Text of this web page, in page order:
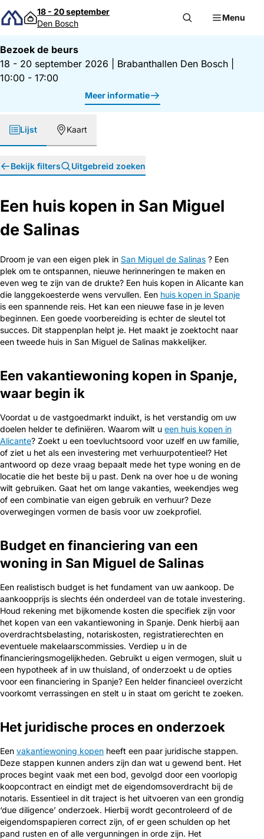
Direct naar inhoud
18 - 20 september
Den Bosch
Menu
Bezoek de beurs
18 - 20 september 2026
Brabanthallen Den Bosch
10:00 - 17:00
Meer informatie
Lijst Kaart
Bekijk filters Uitgebreid zoeken
Een huis kopen in San Miguel
de Salinas
Droom je van een eigen plek in San Miguel de Salinas ? Een
plek om te ontspannen, nieuwe herinneringen te maken en
even weg te zijn van de drukte? Een huis kopen in Alicante kan
die langgekoesterde wens vervullen. Een huis kopen in Spanje
is een spannende reis. Het kan een nieuwe fase in je leven
beginnen. Een goede voorbereiding is echter de sleutel tot
succes. Dit stappenplan helpt je. Het maakt je zoektocht naar
een tweede huis in San Miguel de Salinas makkelijker.
Een vakantiewoning kopen in Spanje,
waar begin ik
Voordat u de vastgoedmarkt induikt, is het verstandig om uw
doelen helder te definiëren. Waarom wilt u een huis kopen in
Alicante? Zoekt u een toevluchtsoord voor uzelf en uw familie,
of ziet u het als een investering met verhuurpotentieel? Het
antwoord op deze vraag bepaalt mede het type woning en de
locatie die het beste bij u past. Denk na over hoe u de woning
wilt gebruiken. Gaat het om lange vakanties, weekendjes weg
of een combinatie van eigen gebruik en verhuur? Deze
overwegingen vormen de basis voor uw zoekprofiel.
Budget en financiering van een
woning in San Miguel de Salinas
Een realistisch budget is het fundament van uw aankoop. De
aankoopprijs is slechts één onderdeel van de totale investering.
Houd rekening met bijkomende kosten die specifiek zijn voor
het kopen van een vakantiewoning in Spanje. Denk hierbij aan
overdrachtsbelasting, notariskosten, registratierechten en
eventuele makelaarscommissies. Verdiep u in de
financieringsmogelijkheden. Gebruikt u eigen vermogen, sluit u
een hypotheek af in uw thuisland, of onderzoekt u de opties
voor een financiering in Spanje? Een helder financieel overzicht
voorkomt verrassingen en stelt u in staat om gericht te zoeken.
Het juridische proces en onderzoek
Een vakantiewoning kopen heeft een paar juridische stappen.
Deze stappen kunnen anders zijn dan wat u gewend bent. Het
proces begint vaak met een bod, gevolgd door een voorlopig
koopcontract en eindigt met de eigendomsoverdracht bij de
notaris. Essentieel in dit traject is het uitvoeren van een grondig
‘due diligence’ onderzoek. Hierbij wordt gecontroleerd of de
eigendomspapieren correct zijn, of er geen schulden op het
pand rusten en of alle vergunningen in orde zijn. Het